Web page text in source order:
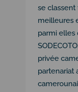
se
meilleures
parmi elles
privée
partenariat